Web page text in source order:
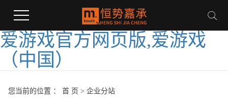
爱游戏官方网页版,爱游戏
（中国）
您当前的位置 ： 首 页 > 企业分站